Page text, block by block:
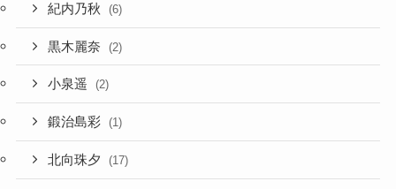
紀内乃秋 (6)
黒木麗奈 (2)
小泉遥 (2)
鍛治島彩 (1)
北向珠夕 (17)